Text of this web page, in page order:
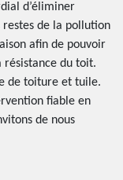
d’éliminer
restes de la pollution
afin de pouvoir
du toit.
de toiture et tuile.
fiable en
de nous